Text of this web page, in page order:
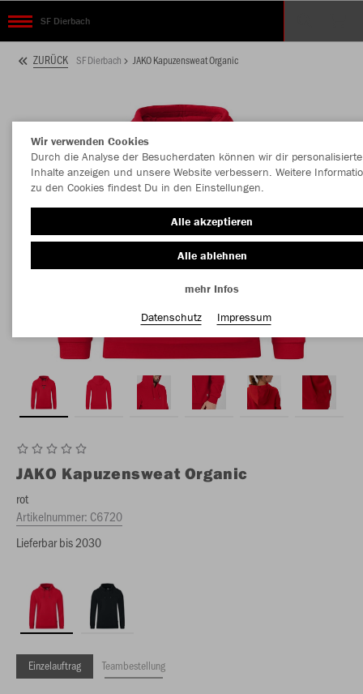
SF Dierbach
ZURÜCK SF Dierbach JAKO Kapuzensweat Organic
JAKO Kapuzensweat Organic
rot
Artikelnummer: C6720
Lieferbar bis 2030
Einzelauftrag Teambestellung
Wir verwenden Cookies
Durch die Analyse der Besucherdaten können wir dir personalisierte
Inhalte anzeigen und unsere Website verbessern. Weitere
zu den Cookies findest Du in den Einstellungen.
Alle akzeptieren
Alle ablehnen
mehr Infos
Datenschutz
Impressum